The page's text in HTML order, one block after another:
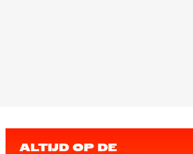
ALTIJD OP DE